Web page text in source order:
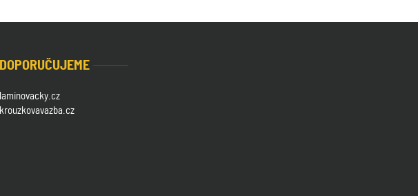
DOPORUČUJEME
laminovacky.cz
krouzkovavazba.cz